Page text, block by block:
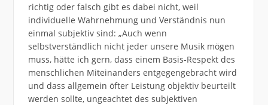
richtig oder falsch gibt es dabei nicht, weil
individuelle Wahrnehmung und Verständnis nun
einmal subjektiv sind: „Auch wenn
selbstverständlich nicht jeder unsere Musik mögen
muss, hätte ich gern, dass einem Basis-Respekt des
menschlichen Miteinanders entgegengebracht wird
und dass allgemein öfter Leistung objektiv beurteilt
werden sollte, ungeachtet des subjektiven